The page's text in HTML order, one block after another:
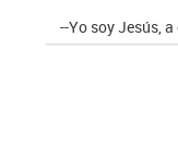
--Yo soy Jesús,